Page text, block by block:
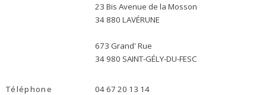
23 Bis Avenue de la Mosson
34 880 LAVÉRUNE
673 Grand' Rue
34 980 SAINT-GÉLY-DU-FESC
Téléphone
04 67 20 13 14